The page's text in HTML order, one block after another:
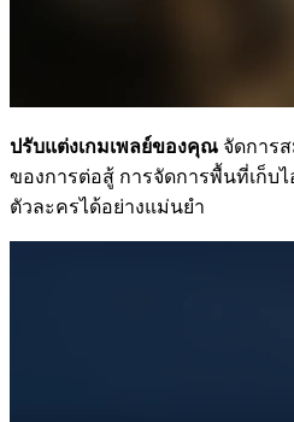
ปรับแต่งเกมเพลย์ของคุณ จัดการ
ของการต่อสู้ การจัดการพื้นที่เก็บ
ตัวละครได้อย่างแม่นยำ